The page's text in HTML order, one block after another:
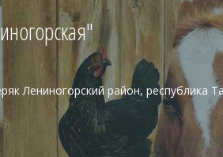
Лениногорский район, республика